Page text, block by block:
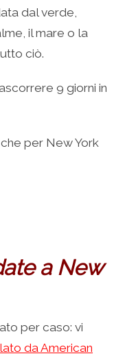
dal verde,
il mare o la
ciò.
9 giorni in
per New York
a New
per caso: vi
da American